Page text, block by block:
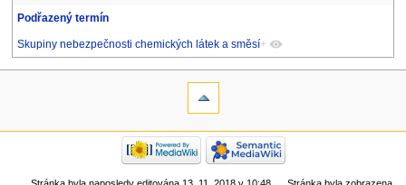
Podřazený termín
Skupiny nebezpečnosti chemických látek a směsí+